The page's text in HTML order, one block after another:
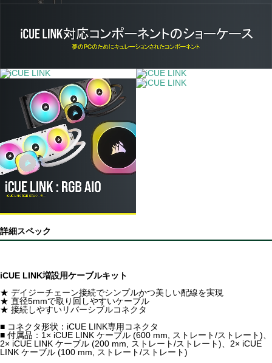
詳細スペック
iCUE LINK増設用ケーブルキット
★ デイジーチェーン接続でシンプルかつ美しい配線を実現
★ 直径5mmで取り回しやすいケーブル
★ 接続しやすいリバーシブルコネクタ
■ コネクタ形状：iCUE LINK専用コネクタ
■ 付属品：1× iCUE LINK ケーブル (600 mm, ストレート/ストレート)、
2× iCUE LINK ケーブル (200 mm, ストレート/ストレート)、2× iCUE
LINK ケーブル (100 mm, ストレート/ストレート)